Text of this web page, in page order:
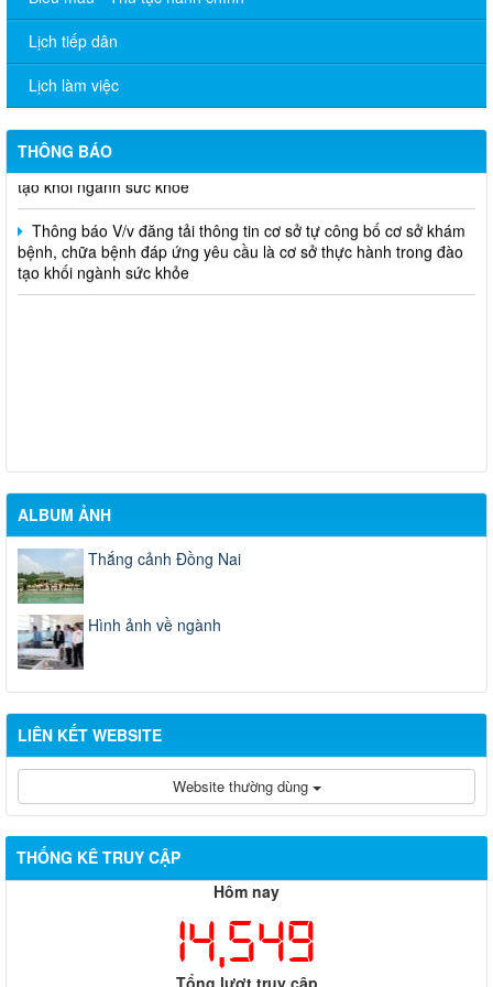
Lịch tiếp dân
Lịch làm việc
THÔNG BÁO
Thông báo V/v đăng tải thông tin cơ sở tự công bố cơ sở khám
bệnh, chữa bệnh đáp ứng yêu cầu là cơ sở thực hành trong đào
tạo khối ngành sức khỏe
bệnh, chữa bệnh đáp ứng yêu cầu là cơ sở thực hành trong đào
tạo khối ngành sức khỏe
Thông báo V/v đăng tải thông tin cơ sở tự công bố cơ sở khám
bệnh, chữa bệnh đáp ứng yêu cầu là cơ sở thực hành trong đào
tạo khối ngành sức khỏe
ALBUM ẢNH
Thắng cảnh Đồng Nai
Hình ảnh về ngành
LIÊN KẾT WEBSITE
Website thường dùng
THỐNG KÊ TRUY CẬP
Hôm nay
14,549